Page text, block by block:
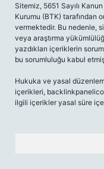
Sitemiz, 5651 Sayılı
Kurumu (BTK) tarafından
vermektedir. Bu nedenle,
veya araştırma
yazdıkları içeriklerin
bu sorumluluğu kabul etmiş
Hukuka ve yasal
içerikleri,
ilgili içerikler yasal süre